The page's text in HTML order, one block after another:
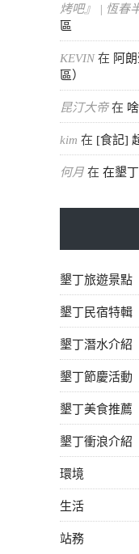
烤吧』 | 恆春
區
KEVIN在 阿
區）
昆汀大帝在
kim 在 [食記]
何月 在 在墾
墾丁旅遊景點
墾丁民宿特輯
墾丁潛水介紹
墾丁節慶活動
墾丁美食推薦
墾丁衝浪介紹
環境
生活
站務